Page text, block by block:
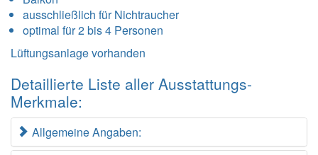
ausschließlich für Nichtraucher
optimal für 2 bis 4 Personen
Lüftungsanlage vorhanden
Detaillierte Liste aller Ausstattungs-
Merkmale:
Allgemeine Angaben: